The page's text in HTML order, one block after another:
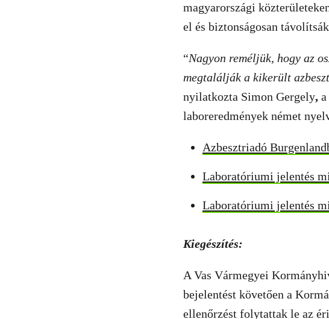
magyarországi
el és biztonságosan
“Nagyon reméljük, hogy az
megtalálják a kikerült
nyilatkozta Simon Gergely,
laboreredmények német
Azbesztriadó
Laboratóriumi jelentés
Laboratóriumi jelentés
Kiegészítés:
A Vas Vármegyei
bejelentést követően a
ellenőrzést folytattak le az